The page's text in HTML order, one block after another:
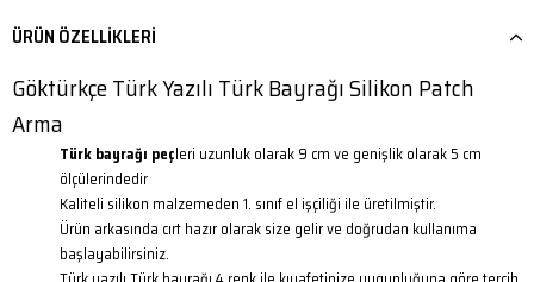
ÜRÜN ÖZELLIKLERI
Göktürkçe Türk Yazılı Türk Bayrağı Silikon Patch
Arma
Türk bayrağı peçleri uzunluk olarak 9 cm ve genişlik olarak 5 cm
ölçülerindedir
Kaliteli silikon malzemeden 1. sınıf el işçiliği ile üretilmiştir.
Ürün arkasında cırt hazır olarak size gelir ve doğrudan kullanıma
başlayabilirsiniz.